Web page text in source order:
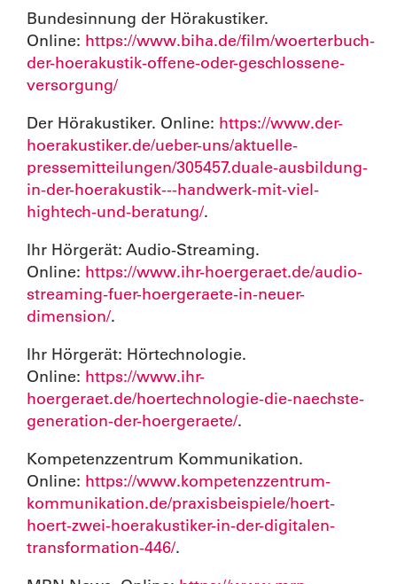
Bundesinnung der Hörakustiker.
Online: https://www.biha.de/film/woerterbuch-
der-hoerakustik-offene-oder-geschlossene-
versorgung/
Der Hörakustiker. Online: https://www.der-
hoerakustiker.de/ueber-uns/aktuelle-
pressemitteilungen/305457.duale-ausbildung-
in-der-hoerakustik---handwerk-mit-viel-
hightech-und-beratung/.
Ihr Hörgerät: Audio-Streaming.
Online: https://www.ihr-hoergeraet.de/audio-
streaming-fuer-hoergeraete-in-neuer-
dimension/.
Ihr Hörgerät: Hörtechnologie.
Online: https://www.ihr-
hoergeraet.de/hoertechnologie-die-naechste-
generation-der-hoergeraete/.
Kompetenzzentrum Kommunikation.
Online: https://www.kompetenzzentrum-
kommunikation.de/praxisbeispiele/hoert-
hoert-zwei-hoerakustiker-in-der-digitalen-
transformation-446/.